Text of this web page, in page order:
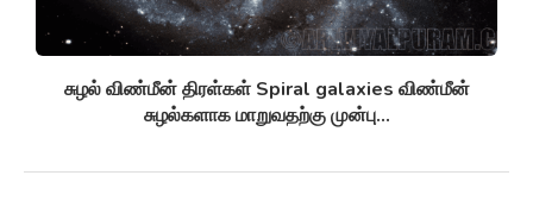
சுழல் விண்மீன் திரள்கள் Spiral galaxies விண்மீன்
சுழல்களாக மாறுவதற்கு முன்பு...